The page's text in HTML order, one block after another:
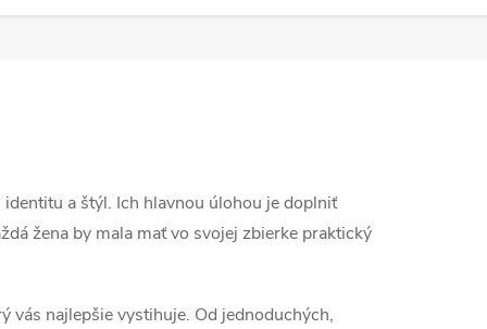
a štýl. Ich hlavnou úlohou je doplniť
žena by mala mať vo svojej zbierke praktický
vás najlepšie vystihuje. Od jednoduchých,